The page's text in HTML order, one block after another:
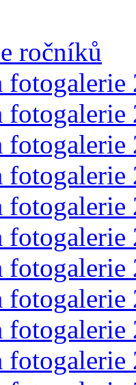
ročníků
fotogalerie
fotogalerie
fotogalerie
fotogalerie
fotogalerie
fotogalerie
fotogalerie
fotogalerie
fotogalerie
fotogalerie